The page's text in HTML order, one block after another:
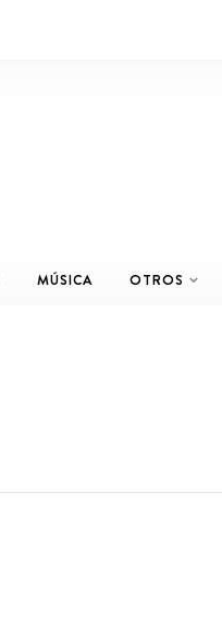
MÚSICA OTROS